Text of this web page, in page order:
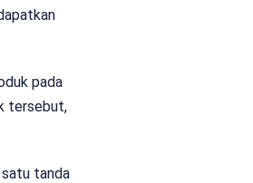
pada
tersebut,
tanda